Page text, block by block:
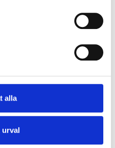
alla
urval
kursen i din egen takt.
du pengarna tillbaka.
bättre sömn att vinna.